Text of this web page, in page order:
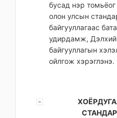
бусад нэр
олон улсын
байгууллагаас
удирдамж,
байгууллагын
ойлгож хэрэглэнэ.